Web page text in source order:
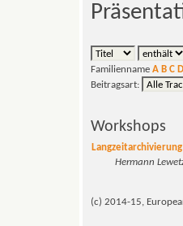
Familienname A B C D
Beitragsart:
Workshops
Hermann
(c) 2014-15,